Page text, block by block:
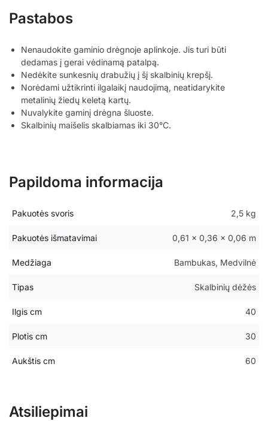
Pastabos
Nenaudokite gaminio drėgnoje aplinkoje. Jis turi būti
dedamas į gerai vėdinamą patalpą.
Nedėkite sunkesnių drabužių į šį skalbinių krepšį.
Norėdami užtikrinti ilgalaikį naudojimą, neatidarykite
metalinių žiedų keletą kartų.
Nuvalykite gaminį drėgna šluoste.
Skalbinių maišelis skalbiamas iki 30°C.
Papildoma informacija
Pakuotės svoris 2,5 kg
Pakuotės išmatavimai 0,61 × 0,36 × 0,06 m
Medžiaga Bambukas, Medvilnė
Tipas Skalbinių dėžės
Ilgis cm 40
Plotis cm 30
Aukštis cm 60
Atsiliepimai